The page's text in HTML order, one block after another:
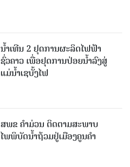
ນໍ້າເທີນ 2 ຢຸດການຜະລິດໄຟຟ້າ
ຊົ່ວຄາວ ເພື່ອຢຸດການປ່ອຍນໍ້າລົງສູ່
ແມ່ນໍ້າເຊບັ້ງໄຟ
ສ​ພ​ຂ ຄໍາມ່ວນ ຕິດຕາມສະພາບ
ໄພພິບັດນໍ້າຖ້ວມຢູ່ເມືອງຄູນຄໍາ